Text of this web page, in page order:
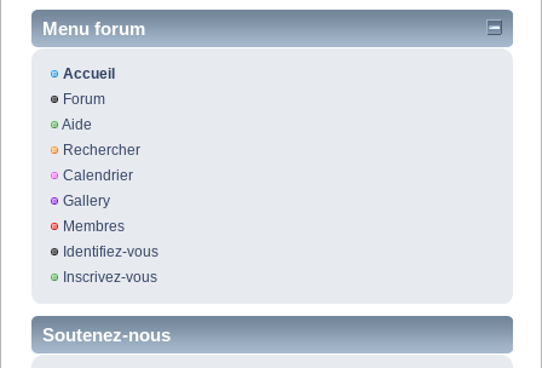
Menu forum
Accueil
Forum
Aide
Rechercher
Calendrier
Gallery
Membres
Identifiez-vous
Inscrivez-vous
Soutenez-nous